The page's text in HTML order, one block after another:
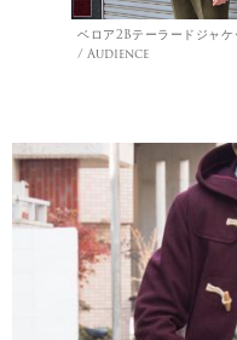
ベロア2Bテーラードジャケ
/ Audience